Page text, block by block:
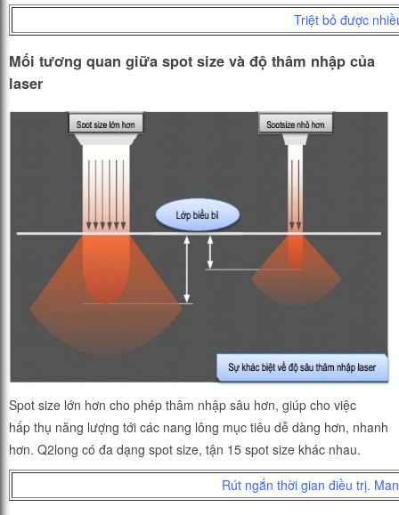
Triệt bỏ được
Mối tương quan giữa spot size và độ thâm nhập của
laser
Spot size lớn hơn cho phép thâm nhập sâu hơn, giúp cho việc
hấp thụ năng lượng tới các nang lông mục tiêu dễ dàng hơn, nhanh
hơn. Q2long có đa dạng spot size, tận 15 spot size khác nhau.
Rút ngắn thời gian điều trị.